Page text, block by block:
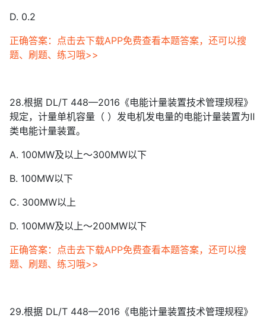
D. 0.2
正确答案：点击去下载APP免费查看本题答案，还可以搜
题、刷题、练习哦>>
28.根据 DL/T 448—2016《电能计量装置技术管理规程》
规定，计量单机容量（ ）发电机发电量的电能计量装置为Ⅱ
类电能计量装置。
A. 100MW及以上～300MW以下
B. 100MW以下
C. 300MW以上
D. 100MW及以上～200MW以下
正确答案：点击去下载APP免费查看本题答案，还可以搜
题、刷题、练习哦>>
29.根据 DL/T 448—2016《电能计量装置技术管理规程》